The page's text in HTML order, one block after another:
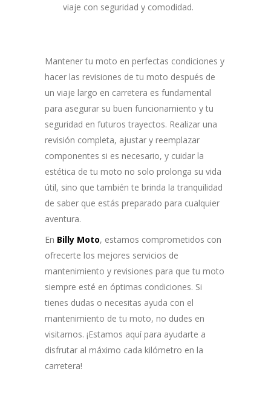
viaje con seguridad y comodidad.
Mantener tu moto en perfectas condiciones y
hacer las revisiones de tu moto después de
un viaje largo en carretera es fundamental
para asegurar su buen funcionamiento y tu
seguridad en futuros trayectos. Realizar una
revisión completa, ajustar y reemplazar
componentes si es necesario, y cuidar la
estética de tu moto no solo prolonga su vida
útil, sino que también te brinda la tranquilidad
de saber que estás preparado para cualquier
aventura.
En Billy Moto, estamos comprometidos con
ofrecerte los mejores servicios de
mantenimiento y revisiones para que tu moto
siempre esté en óptimas condiciones. Si
tienes dudas o necesitas ayuda con el
mantenimiento de tu moto, no dudes en
visitarnos. ¡Estamos aquí para ayudarte a
disfrutar al máximo cada kilómetro en la
carretera!